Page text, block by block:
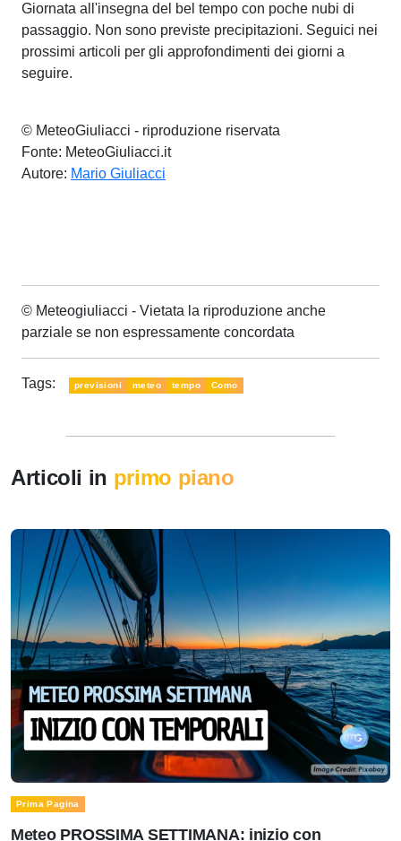
Giornata all'insegna del bel tempo con poche nubi di
passaggio. Non sono previste precipitazioni. Seguici nei
prossimi articoli per gli approfondimenti dei giorni a
seguire.
© MeteoGiuliacci - riproduzione riservata
Fonte: MeteoGiuliacci.it
Autore: Mario Giuliacci
© Meteogiuliacci - Vietata la riproduzione anche
parziale se non espressamente concordata
Tags: previsioni meteo tempo Como
Articoli in primo piano
Prima Pagina
Meteo PROSSIMA SETTIMANA: inizio con